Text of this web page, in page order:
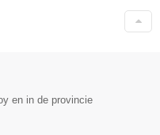
en in de provincie